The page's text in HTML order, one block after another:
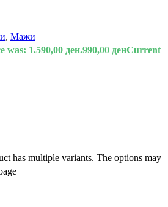
, Мажи
was: 1.590,00 ден.990,00 денCurrent
has multiple variants. The options may